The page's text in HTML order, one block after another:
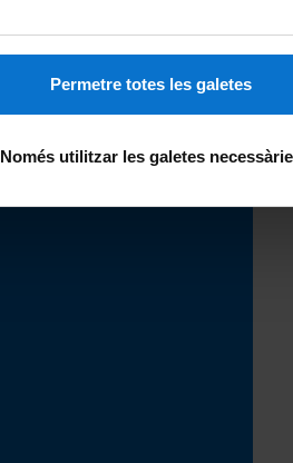
Permetre totes les galetes
Només utilitzar les galetes